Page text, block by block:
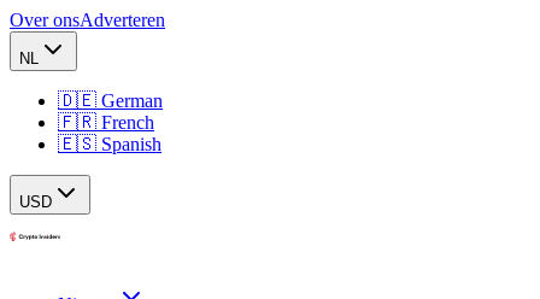
Over onsAdverteren
NL
🇩🇪 German
🇫🇷 French
🇪🇸 Spanish
USD